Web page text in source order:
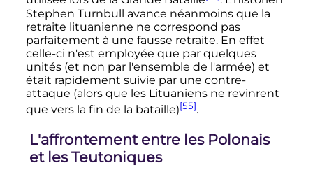
Stephen Turnbull avance néanmoins que la
retraite lituanienne ne correspond pas
parfaitement à une fausse retraite. En effet
celle-ci n'est employée que par quelques
unités (et non par l'ensemble de l'armée) et
était rapidement suivie par une contre-
attaque (alors que les Lituaniens ne revinrent
que vers la fin de la bataille)[55].
L'affrontement entre les Polonais
et les Teutoniques